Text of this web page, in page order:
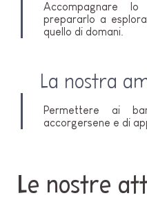
Accompagnare
prepararlo a
quello di domani.
La nostra
Permettere ai
accorgersene e di
Le nostre